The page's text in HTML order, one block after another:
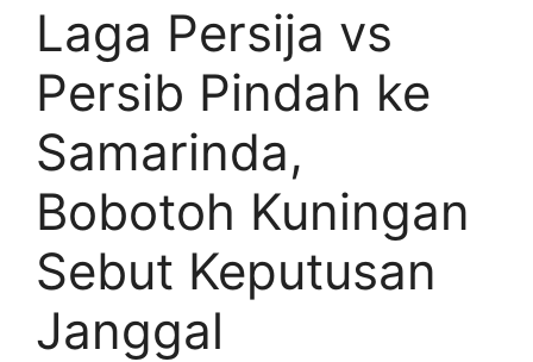
Laga Persija vs
Persib Pindah ke
Samarinda,
Bobotoh Kuningan
Sebut Keputusan
Janggal